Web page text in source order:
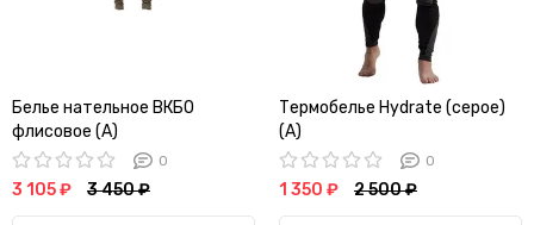
Белье нательное ВКБО
флисовое (А)
0
3 105 ₽ 3 450 ₽
Термобелье Hydrate (серое)
(А)
0
1 350 ₽ 2 500 ₽